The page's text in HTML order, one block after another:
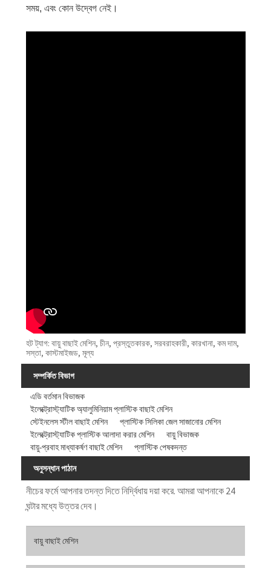
সময়, এবং কোন উদ্বেগ নেই।
হট ট্যাগ: বায়ু বাছাই মেশিন, চীন, প্রস্তুতকারক, সরবরাহকারী, কারখানা, কম দাম,
সস্তা, কাস্টমাইজড, মূল্য
সম্পর্কিত বিভাগ
এডি বর্তমান বিভাজক
ইলেক্ট্রোস্ট্যাটিক অ্যালুমিনিয়াম প্লাস্টিক বাছাই মেশিন
স্টেইনলেস স্টীল বাছাই মেশিন
প্লাস্টিক সিলিকা জেল সাজানোর মেশিন
ইলেক্ট্রোস্ট্যাটিক প্লাস্টিক আলাদা করার মেশিন
বায়ু বিভাজক
বায়ু-প্রবাহ মাধ্যাকর্ষণ বাছাই মেশিন
প্লাস্টিক পেষকদন্ত
অনুসন্ধান পাঠান
নীচের ফর্মে আপনার তদন্ত দিতে নির্দ্বিধায় দয়া করে. আমরা আপনাকে 24
ঘন্টার মধ্যে উত্তর দেব।